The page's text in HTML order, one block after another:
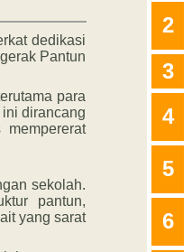
dedikasi
Pantun
para
dirancang
sekolah.
pantun,
yang sarat
2
3
4
5
6